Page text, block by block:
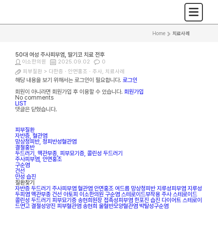
Home > 치료사례
50대 여성 주사피부염, 딸기코 치료 전후
이소한의원 2025.09.02
0
피부질환 > 다한증ㆍ안면홍조ㆍ주사, 치료사례
해당 내용을 보기 위해서는 로그인이 필요합니다.로그인
회원이 아니라면 회원가입 후 이용할 수 있습니다.회원가입
No comments
LIST
댓글은 닫혔습니다.
피부질환
자반증, 혈관염
망상청피반, 청피반성혈관염
결절홍반
두드러기, 맥관부종, 피부묘기증, 콜린성 두드러기
주사피부염, 안면홍조
구순염
건선
만성 습진
질환찾기
자반증 두드러기 주사피부염 혈관염 안면홍조 여드름 망상청피반 지루성피부염 지루성
두피염 맥관부종 건선 아토피 이소한의원 구순염 스테로이드부작용 주사 스테로이드
콜린성 두드러기 피부묘기증 송현희원장 접촉성피부염 한포진 습진 다이어트 스테로이
드연고 결절성양진 피부혈관염 송현희 울혈반모양혈관염 박탈성구순염